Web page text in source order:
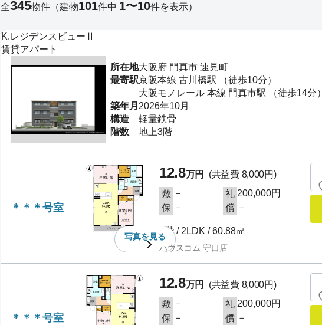
K.レジデンスビューⅡ
賃貸アパート
所在地大阪府 門真市 速見町
最寄駅京阪本線 古川橋駅 （徒歩10分）
大阪モノレール 本線 門真市駅 （徒歩14分）
築年月 2026年10月
構造
軽量鉄骨
階数
地上3階
＊＊＊号室
写真を見る
12.8万円
(共益費 8,000円)
敷 － 礼 200,000円
保 － 償 －
1階 / 2LDK / 60.88㎡
ハウスコム 守口店
＊＊＊号室
12.8万円
(共益費 8,000円)
敷 － 礼 200,000円
保 － 償 －
全345物件 （建物101件中 1〜10件を表示）